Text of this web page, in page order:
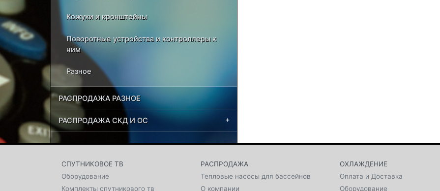
Кожухи и кронштейны
Поворотные устройства и контроллеры к
ним
Разное
РАСПРОДАЖА РАЗНОЕ
РАСПРОДАЖА СКД И ОС +
СПУТНИКОВОЕ ТВ
Оборудование
Комплекты спутникового тв
РАСПРОДАЖА
Тепловые насосы для бассейнов
О компании
ОХЛАЖДЕНИЕ
Оплата и Доставка
Оборудование